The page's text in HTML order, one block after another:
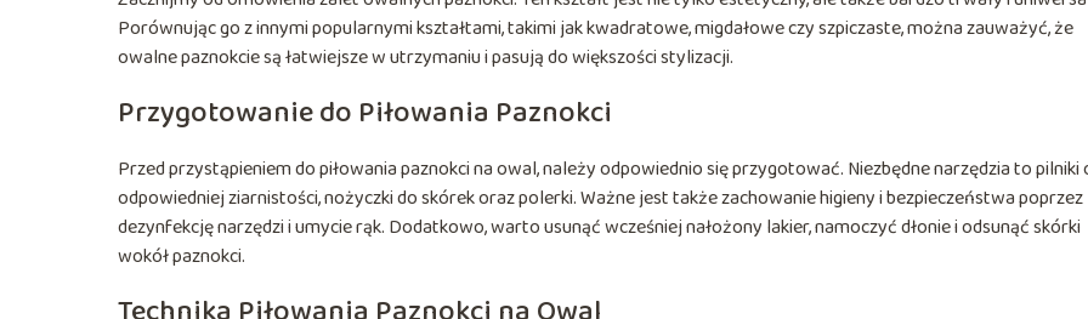
Porównując go z innymi popularnymi kształtami, takimi jak kwadratowe, migdałowe czy szpiczaste, można zauważyć, że
owalne paznokcie są łatwiejsze w utrzymaniu i pasują do większości stylizacji.
Przygotowanie do Piłowania Paznokci
Przed przystąpieniem do piłowania paznokci na owal, należy odpowiednio się przygotować. Niezbędne narzędzia to pilniki
odpowiedniej ziarnistości, nożyczki do skórek oraz polerki. Ważne jest także zachowanie higieny i bezpieczeństwa poprzez
dezynfekcję narzędzi i umycie rąk. Dodatkowo, warto usunąć wcześniej nałożony lakier, namoczyć dłonie i odsunąć skórki
wokół paznokci.